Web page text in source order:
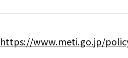
https://www.meti.go.jp/